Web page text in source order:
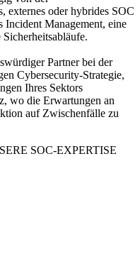
externes oder hybrides SOC
Incident Management, eine
Partner bei der
Cybersecurity-Strategie,
Ihres Sektors
wo die Erwartungen an
auf Zwischenfälle zu
SOC-EXPERTISE